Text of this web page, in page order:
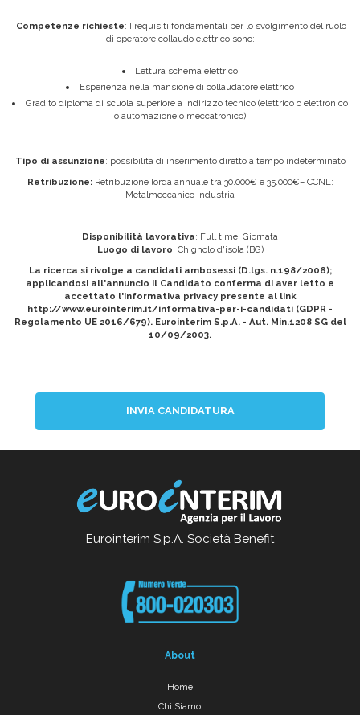
Competenze richieste: I requisiti fondamentali per lo svolgimento del ruolo
di operatore collaudo elettrico sono:
Lettura schema elettrico
Esperienza nella mansione di collaudatore elettrico
Gradito diploma di scuola superiore a indirizzo tecnico (elettrico o elettronico
o automazione o meccatronico)
Tipo di assunzione: possibilità di inserimento diretto a tempo indeterminato
Retribuzione:Retribuzione lorda annuale tra 30.000€ e 35.000€– CCNL:
Metalmeccanico industria
Disponibilità lavorativa: Full time. Giornata
Luogo di lavoro: Chignolo d'isola (BG)
La ricerca si rivolge a candidati ambosessi (D.lgs. n.198/2006);
applicandosi all'annuncio il Candidato conferma di aver letto e
accettato l'informativa privacy presente al link
http://www.eurointerim.it/informativa-per-i-candidati (GDPR -
Regolamento UE 2016/679). Eurointerim S.p.A. - Aut. Min.1208 SG del
10/09/2003.
INVIA CANDIDATURA
Eurointerim S.p.A. Società Benefit
About
Home
Chi Siamo